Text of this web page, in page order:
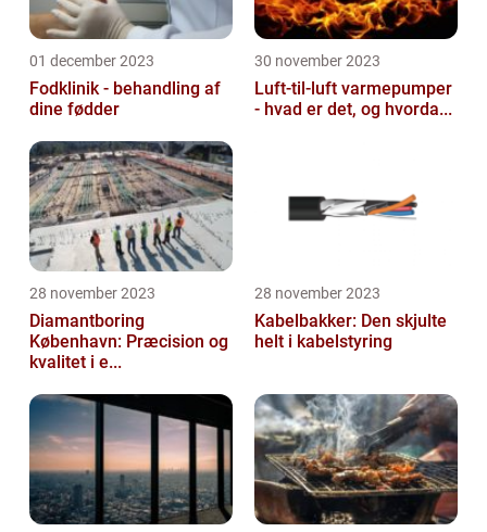
01 december 2023
Fodklinik - behandling af
dine fødder
30 november 2023
Luft-til-luft varmepumper
- hvad er det, og hvorda...
28 november 2023
Diamantboring
København: Præcision og
kvalitet i e...
28 november 2023
Kabelbakker: Den skjulte
helt i kabelstyring